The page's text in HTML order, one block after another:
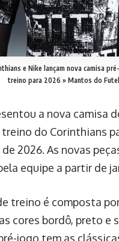
e Nike lançam nova camisa
treino para 2026 » Mantos do
a nova camisa
do Corinthians
2026. As novas
equipe a partir de
treino é composta
cores bordô, preto e
jogo tem as